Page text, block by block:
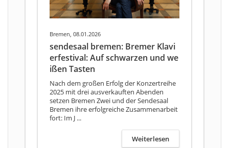
Bremen, 08.01.2026
sendesaal bremen: Bremer Klavi
erfestival: Auf schwarzen und we
ißen Tasten
Nach dem großen Erfolg der Konzertreihe
2025 mit drei ausverkauften Abenden
setzen Bremen Zwei und der Sendesaal
Bremen ihre erfolgreiche Zusammenarbeit
fort: Im J ...
Weiterlesen